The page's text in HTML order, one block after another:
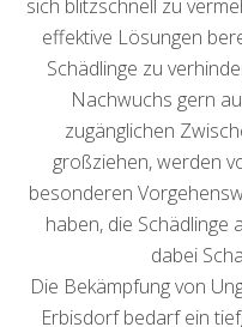
sich blitzschnell zu
effektive Lösungen
Schädlinge zu
Nachwuchs gern
zugänglichen
großziehen, werden
besonderen
haben, die Schädlinge
dabei
Die Bekämpfung von
Erbisdorf bedarf ein